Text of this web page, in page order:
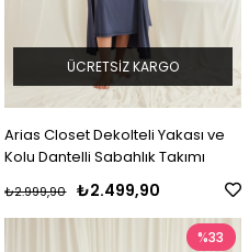
Arias Closet Dekolteli Yakası ve
Kolu Dantelli Sabahlık Takımı
₺2.499,90
₺2.999,90
ÜCRETSIZ KARGO
%33